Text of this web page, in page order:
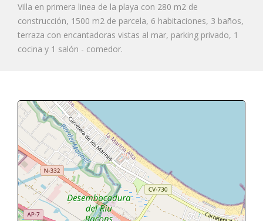
Villa en primera linea de la playa con 280 m2 de
construcción, 1500 m2 de parcela, 6 habitaciones, 3 baños,
terraza con encantadoras vistas al mar, parking privado, 1
cocina y 1 salón - comedor.